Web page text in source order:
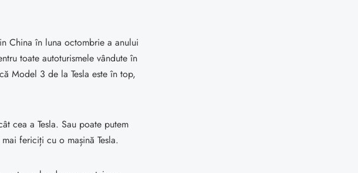
China în luna octombrie a anului
toate autoturismele vândute în
Model 3 de la Tesla este în top,
cea a Tesla. Sau poate putem
fericiți cu o mașină Tesla.